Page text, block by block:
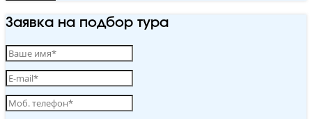
Заявка на подбор тура